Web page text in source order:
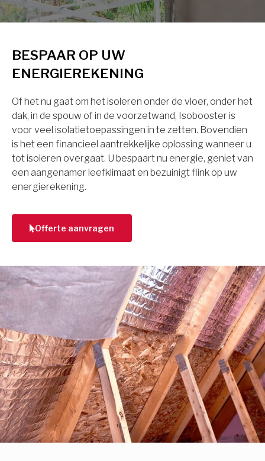
BESPAAR OP UW
ENERGIEREKENING
Of het nu gaat om het isoleren onder de vloer, onder het
dak, in de spouw of in de voorzetwand, Isobooster is
voor veel isolatietoepassingen in te zetten. Bovendien
is het een financieel aantrekkelijke oplossing wanneer u
tot isoleren overgaat. U bespaart nu energie, geniet van
een aangenamer leefklimaat en bezuinigt flink op uw
energierekening.
Offerte aanvragen